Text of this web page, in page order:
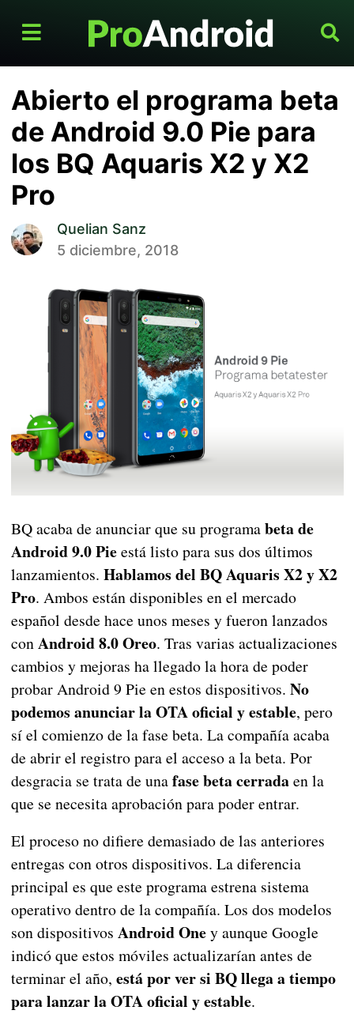
Abierto el programa beta
de Android 9.0 Pie para
los BQ Aquaris X2 y X2
Pro
Quelian Sanz
5 diciembre, 2018
BQ acaba de anunciar que su programabeta de
Android 9.0 Pieestá listo para sus dos últimos
lanzamientos. Hablamos del BQ Aquaris X2 y X2
Pro. Ambos están disponibles en el mercado
español desde hace unos meses y fueron lanzados
conAndroid 8.0 Oreo. Tras varias actualizaciones
cambios y mejoras ha llegado la hora de poder
probar Android 9 Pie en estos dispositivos. No
podemos anunciar la OTA oficial y estable, pero
sí el comienzo de la fase beta. La compañía acaba
de abrir el registro para el acceso a la beta. Por
desgracia se trata de unafase beta cerradaen la
que se necesita aprobación para poder entrar.
El proceso no difiere demasiado de las anteriores
entregas con otros dispositivos. La diferencia
principal es que este programa estrena sistema
operativo dentro de la compañía. Los dos modelos
son dispositivos Android Oney aunque Google
indicó que estos móviles actualizarían antes de
terminar el año, está por ver si BQ llega a tiempo
para lanzar la OTA oficial y estable.